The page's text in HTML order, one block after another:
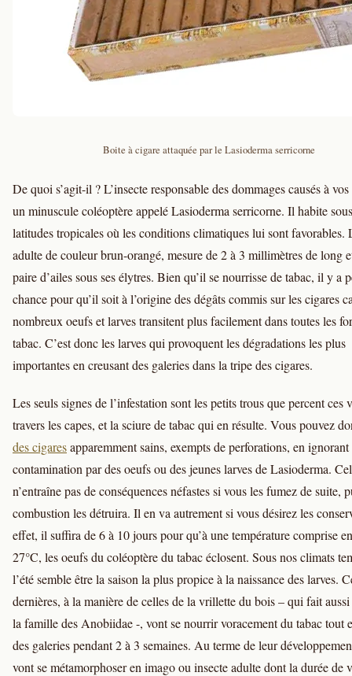
Boite à cigare attaquée par le Lasioderma serricorne
De quoi s’agit-il ? L’insecte responsable des dommages causés à
un minuscule coléoptère appelé Lasioderma serricorne. Il habite
latitudes tropicales où les conditions climatiques lui sont favorables.
adulte de couleur brun-orangé, mesure de 2 à 3 millimètres de long
paire d’ailes sous ses élytres. Bien qu’il se nourrisse de tabac, il y a
chance pour qu’il soit à l’origine des dégâts commis sur les cigares
nombreux oeufs et larves transitent plus facilement dans toutes les
tabac. C’est donc les larves qui provoquent les dégradations les plus
importantes en creusant des galeries dans la tripe des cigares.
Les seuls signes de l’infestation sont les petits trous que percent ces
travers les capes, et la sciure de tabac qui en résulte. Vous pouvez
des cigaresapparemment sains, exempts de perforations, en
contamination par des oeufs ou des jeunes larves de Lasioderma.
n’entraîne pas de conséquences néfastes si vous les fumez de suite,
combustion les détruira. Il en va autrement si vous désirez les
effet, il suffira de 6 à 10 jours pour qu’à une température comprise
27°C, les oeufs du coléoptère du tabac éclosent. Sous nos climats
l’été semble être la saison la plus propice à la naissance des larves.
dernières, à la manière de celles de la vrillette du bois – qui fait
la famille des Anobiidae -, vont se nourrir voracement du tabac tout
des galeries pendant 2 à 3 semaines. Au terme de leur
vont se métamorphoser en imago ou insecte adulte dont la durée de